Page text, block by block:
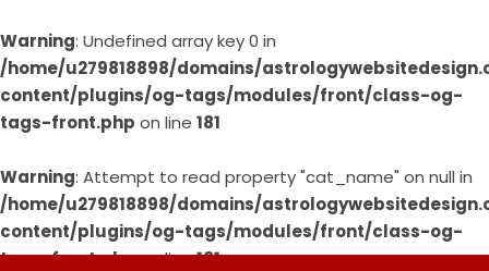
Warning: Undefined array key 0 in
/home/u279818898/domains/
content/plugins/og-tags/modules/front/class-og-
tags-front.php on line 181
Warning: Attempt to read property "cat_name" on null in
/home/u279818898/domains/
content/plugins/og-tags/modules/front/class-og-
tags-front.phpon line181